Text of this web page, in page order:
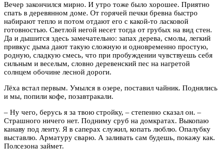
Вечер закончился мирно. И утро тоже было хорошее. Приятно
спать в деревянном доме. От горячей печки бревна быстро
набирают тепло и потом отдают его с какой-то ласковой
готовностью. Светлой негой несет тогда от грубых на вид стен.
Да и дышится здесь замечательно: запах дерева, смолы, легкий
привкус дыма дают такую сложную и одновременно простую,
родную, сладкую смесь, что при пробуждении чувствуешь себя
сильным и веселым, словно деревенский пес на нагретой
солнцем обочине лесной дороги.
Лёха встал первым. Умылся в озере, поставил чайник. Поднялись
и мы, попили кофе, позавтракали.
– Ну чего, берусь я за твою стройку, – степенно сказал он. –
Страшного ничего нет. Подниму сруб на домкратах. Выкопаю
канаву под ленту. Я в саперах служил, копать люблю. Опалубку
выставлю. Арматуру сварю. А заливать сам будешь, покажу как.
Полсезона займет.